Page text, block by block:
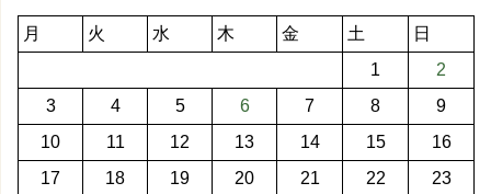
月 火 水 木 金 土
日
1
2
3
4 5 6 7 8
9
10
11 12 13 14 15
16
17
18 19 20 21 22
23